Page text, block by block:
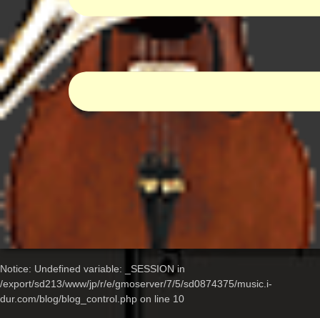
Notice: Undefined variable: _SESSION in
/export/sd213/www/jp/r/e/gmoserver/7/5/sd0874375/music.i-
dur.com/blog/blog_control.php on line 10